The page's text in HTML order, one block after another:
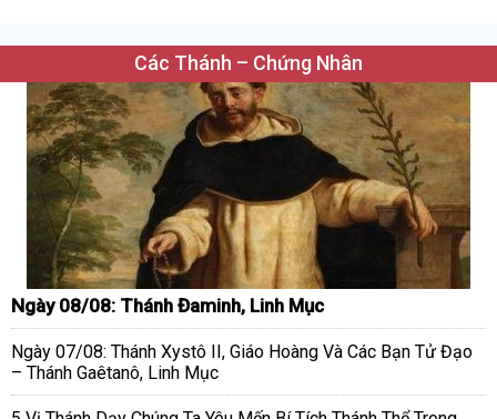
Các Thánh – Chứng Nhân
Ngày 08/08: Thánh Đaminh, Linh Mục
Ngày 07/08: Thánh Xystô II, Giáo Hoàng Và Các Bạn Tử Đạo
– Thánh Gaêtanô, Linh Mục